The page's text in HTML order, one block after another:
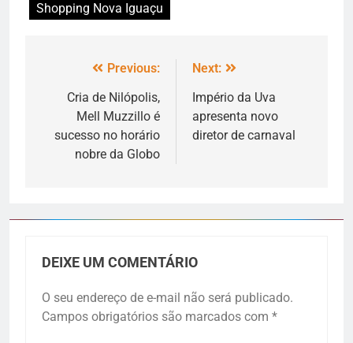
Shopping Nova Iguaçu
Previous:
Cria de Nilópolis,
Mell Muzzillo é
sucesso no horário
nobre da Globo
Next:
Império da Uva
apresenta novo
diretor de carnaval
DEIXE UM COMENTÁRIO
O seu endereço de e-mail não será publicado.
Campos obrigatórios são marcados com *